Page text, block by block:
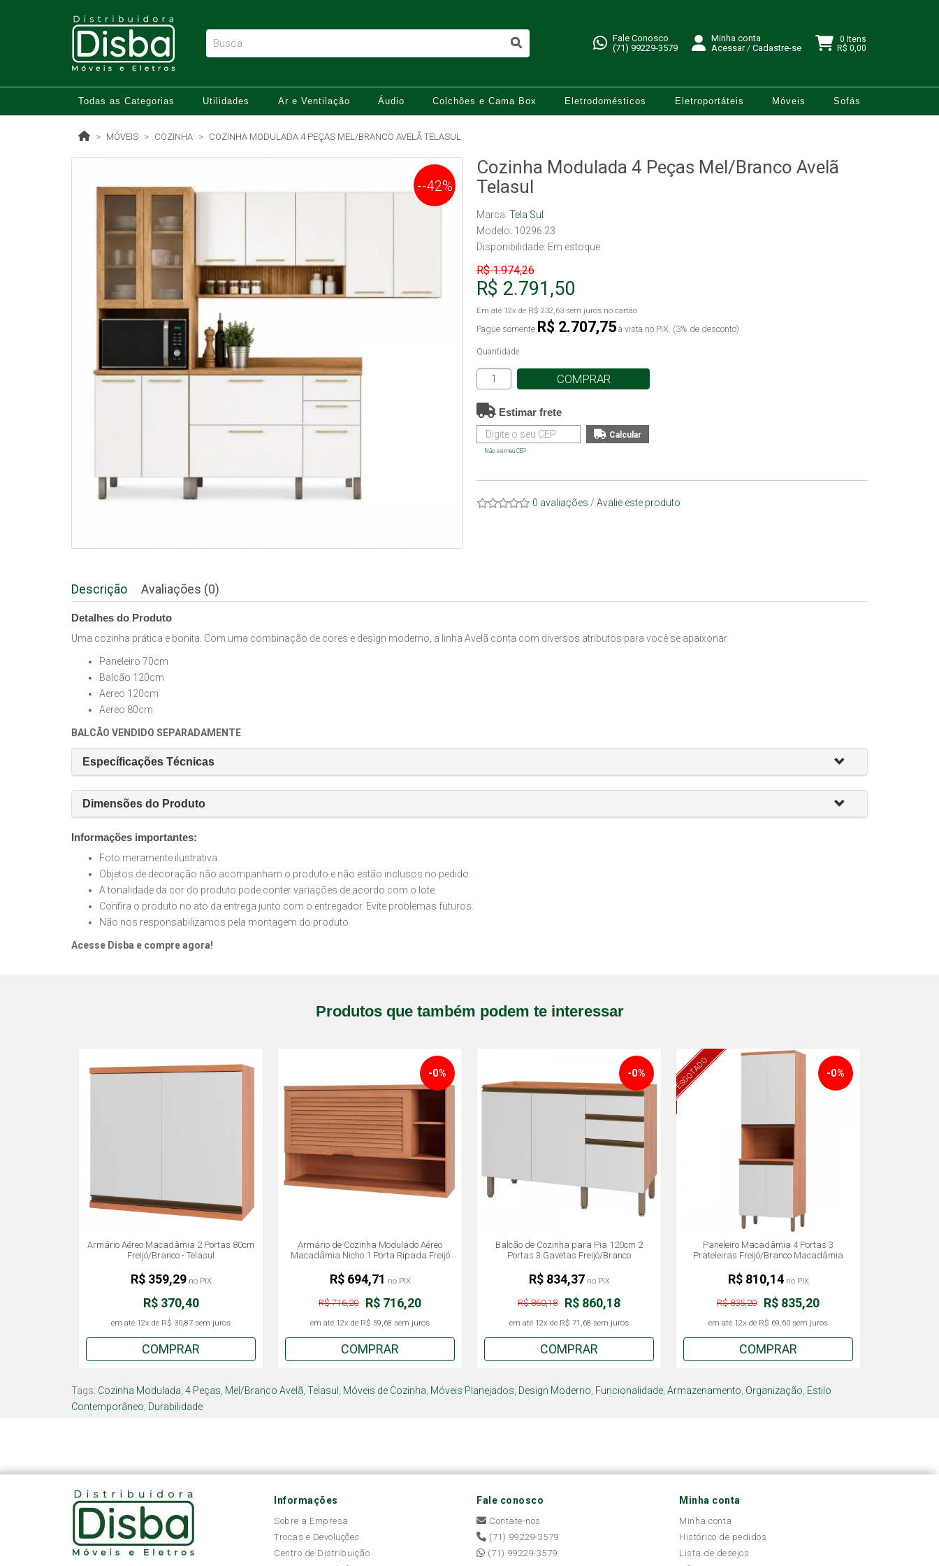
Fale Conosco
(71) 99229-3579
Minha conta
Acessar/ Cadastre-se
0 Itens
R$ 0,00
Todas as Categorias Utilidades Ar e Ventilação Áudio Colchões e Cama Box Eletrodomésticos Eletroportáteis Móveis Sofás
MÓVEIS COZINHA COZINHA MODULADA 4 PEÇAS MEL/BRANCO AVELÃ TELASUL
--42%
Cozinha Modulada 4 Peças Mel/Branco Avelã
Telasul
Marca: Tela Sul
Modelo: 10296.23
Disponibilidade: Em estoque
R$ 1.974,26
R$ 2.791,50
Em até 12x de R$ 232,63 sem juros no cartão
Pague somente R$ 2.707,75 à vista no PIX. (3% de desconto)
Quantidade
COMPRAR
Estimar frete
Não sei meu CEP
0 avaliações / Avalie este produto
Descrição Avaliações (0)
Detalhes do Produto
Uma cozinha prática e bonita. Com uma combinação de cores e design moderno, a linha Avelã conta com diversos atributos para você se apaixonar.
Paneleiro 70cm
Balcão 120cm
Aereo 120cm
Aereo 80cm
BALCÃO VENDIDO SEPARADAMENTE
Específicações Técnicas
Dimensões do Produto
Informações importantes:
Foto meramente ilustrativa.
Objetos de decoração não acompanham o produto e não estão inclusos no pedido.
A tonalidade da cor do produto pode conter variações de acordo com o lote.
Confira o produto no ato da entrega junto com o entregador. Evite problemas futuros.
Não nos responsabilizamos pela montagem do produto.
Acesse Disba e compre agora!
Produtos que também podem te interessar
Armário Aéreo Macadâmia 2 Portas 80cm
Freijó/Branco - Telasul
R$ 370,40
em até 12x de R$ 30,87 sem juros
R$ 359,29no PIX
COMPRAR
Armário de Cozinha Modulado Aéreo
Macadâmia Nicho 1 Porta Ripada Freijó
-0%
R$ 716,20
R$ 716,20
em até 12x de R$ 59,68 sem juros
R$ 694,71 no PIX
COMPRAR
Balcão de Cozinha para Pia 120cm 2
Portas 3 Gavetas Freijó/Branco
-0%
R$ 860,18
R$ 860,18
em até 12x de R$ 71,68 sem juros
R$ 834,37 no PIX
COMPRAR
ESGOTADO
Paneleiro Macadâmia 4 Portas 3
Prateleiras Freijó/Branco Macadâmia
-0%
R$ 835,20
R$ 835,20
em até 12x de R$ 69,60 sem juros
R$ 810,14no PIX
COMPRAR
Tags: Cozinha Modulada 4 Peças Mel/Branco Avelã Telasul Móveis de Cozinha Móveis Planejados Design Moderno Funcionalidade Armazenamento Organização Estilo
Contemporâneo Durabilidade
Informações
Sobre a Empresa
Trocas e Devoluções
Centro de Distribuição
Fale conosco
Contate-nos
(71) 99229-3579
(71) 99229-3579
Minha conta
Minha conta
Histórico de pedidos
Lista de desejos